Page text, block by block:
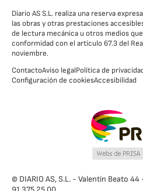
Diario AS S.L. realiza una reserva
las obras y otras prestaciones
de lectura mecánica u otros medios
conformidad con el artículo 67.3 del
noviembre.
ContactoAviso legalPolítica de
Configuración de cookiesAccesibilidad
© DIARIO AS, S.L. - Valentín Beato